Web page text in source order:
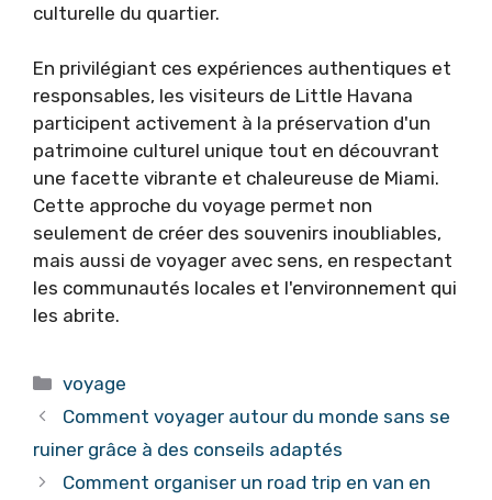
culturelle du quartier.
En privilégiant ces expériences authentiques et
responsables, les visiteurs de Little Havana
participent activement à la préservation d'un
patrimoine culturel unique tout en découvrant
une facette vibrante et chaleureuse de Miami.
Cette approche du voyage permet non
seulement de créer des souvenirs inoubliables,
mais aussi de voyager avec sens, en respectant
les communautés locales et l'environnement qui
les abrite.
Catégories
voyage
Comment voyager autour du monde sans se
ruiner grâce à des conseils adaptés
Comment organiser un road trip en van en